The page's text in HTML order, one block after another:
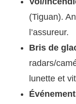
(Tiguan).
l’assureur.
Bris de
radars/
lunette et